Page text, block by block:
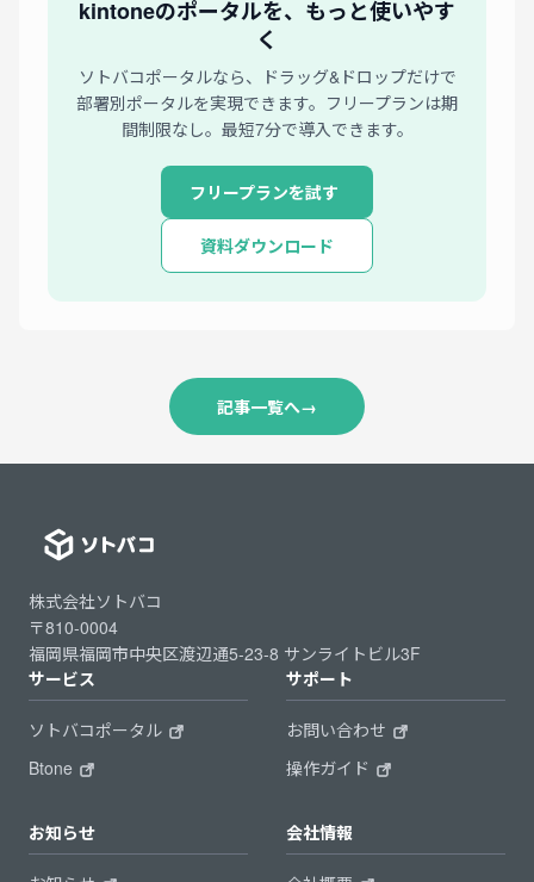
kintoneのポータルを、もっと使いやす
く
ソトバコポータルなら、ドラッグ&ドロップだけで
部署別ポータルを実現できます。フリープランは期
間制限なし。最短7分で導入できます。
フリープランを試す
資料ダウンロード
記事一覧へ→
株式会社ソトバコ
〒810-0004
福岡県福岡市中央区渡辺通5-23-8 サンライトビル3F
サービス
ソトバコポータル
Btone
サポート
お問い合わせ
操作ガイド
お知らせ 会社情報